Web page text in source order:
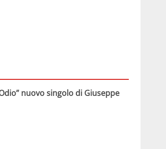
nuovo singolo di Giuseppe